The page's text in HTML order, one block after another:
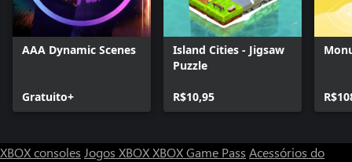
AAA Dynamic Scenes
Gratuito+
Island Cities - Jigsaw
Puzzle
R$10,95
XBOX consoles Jogos XBOXXBOX Game Pass Acessórios do